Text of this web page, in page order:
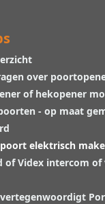
over
of hekopener
- op maat
elektrisch
of Videx intercom